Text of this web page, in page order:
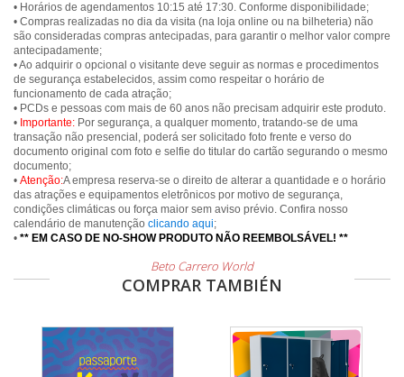
• Horários de agendamentos 10:15 até 17:30. Conforme disponibilidade;
• Compras realizadas no dia da visita (na loja online ou na bilheteria) não
são consideradas compras antecipadas, para garantir o melhor valor compre
antecipadamente;
• Ao adquirir o opcional o visitante deve seguir as normas e procedimentos
de segurança estabelecidos, assim como respeitar o horário de
funcionamento de cada atração;
• PCDs e pessoas com mais de 60 anos não precisam adquirir este produto.
• Importante: Por segurança, a qualquer momento, tratando-se de uma
transação não presencial, poderá ser solicitado foto frente e verso do
documento original com foto e selfie do titular do cartão segurando o mesmo
documento;
• Atenção:A empresa reserva-se o direito de alterar a quantidade e o horário
das atrações e equipamentos eletrônicos por motivo de segurança,
condições climáticas ou força maior sem aviso prévio. Confira nosso
calendário de manutenção clicando aqui;
• ** EM CASO DE NO-SHOW PRODUTO NÃO REEMBOLSÁVEL! **
Beto Carrero World
COMPRAR TAMBIÉN